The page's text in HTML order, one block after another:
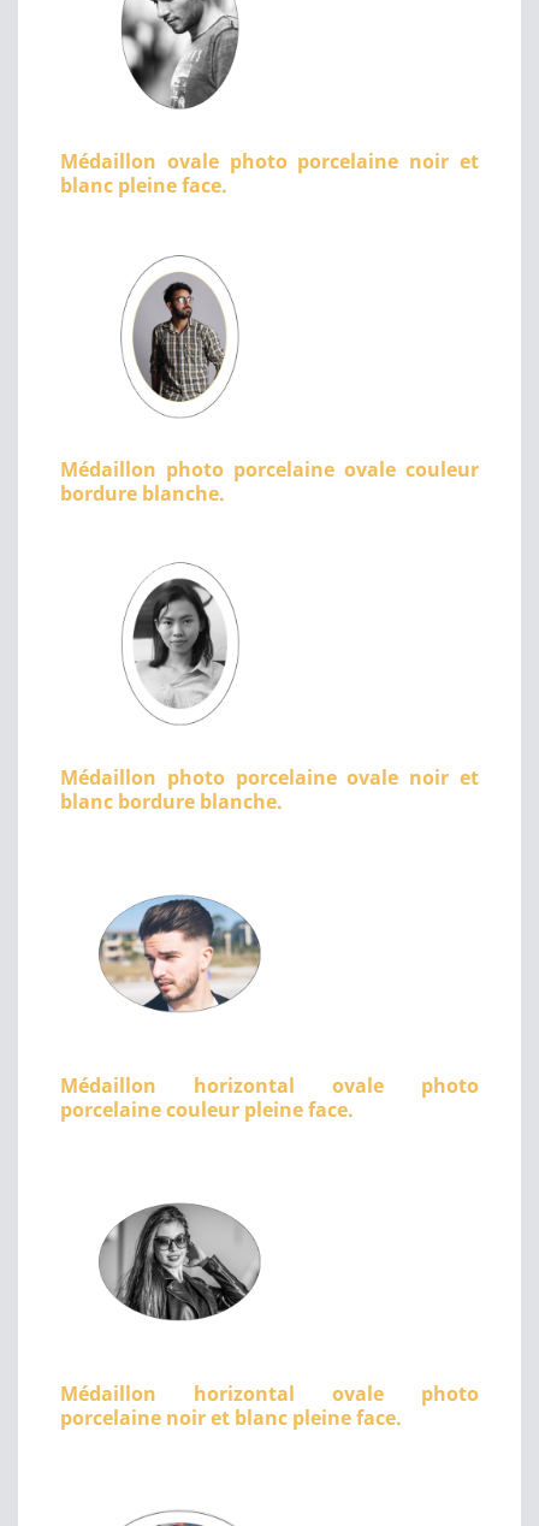
Médaillon ovale photo porcelaine noir et
blanc pleine face.
Médaillon photo porcelaine ovale couleur
bordure blanche.
Médaillon photo porcelaine ovale noir et
blanc bordure blanche.
Médaillon horizontal ovale photo
porcelaine couleur pleine face.
Médaillon horizontal ovale photo
porcelaine noir et blanc pleine face.